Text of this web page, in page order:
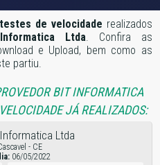
testes de velocidade realizados
Ltda. Confira as
e Upload, bem como as
partiu.
BIT INFORMATICA
JÁ REALIZADOS:
Ltda
- CE
06/05/2022